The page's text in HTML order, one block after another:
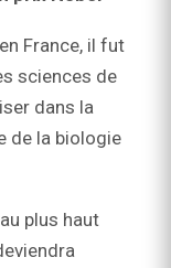
France, il fut
sciences de
dans la
de la biologie
plus haut